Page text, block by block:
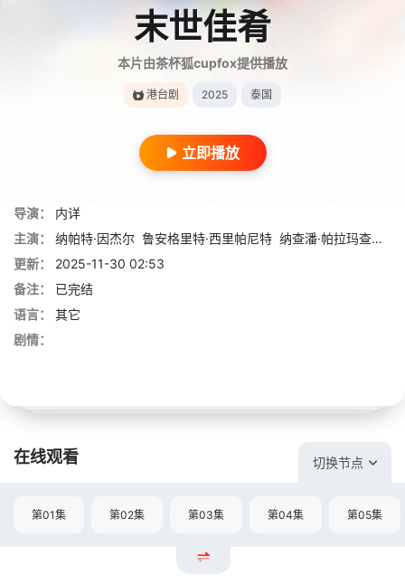
末世佳肴
本片由茶杯狐cupfox提供播放
港台剧 2025 泰国
立即播放
导演：
内详
主演：
纳帕特·因杰尔 鲁安格里特·西里帕尼特 纳查潘·帕拉玛查伦罗
更新：
2025-11-30 02:53
备注：
已完结
语言：
其它
剧情：
在线观看 切换节点
第01集 第02集 第03集 第04集 第05集